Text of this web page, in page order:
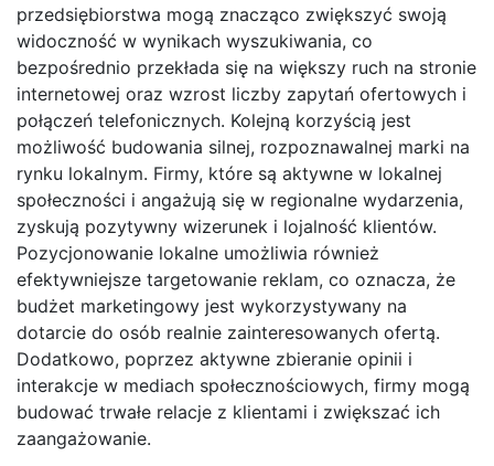
przedsiębiorstwa mogą znacząco zwiększyć swoją
widoczność w wynikach wyszukiwania, co
bezpośrednio przekłada się na większy ruch na stronie
internetowej oraz wzrost liczby zapytań ofertowych i
połączeń telefonicznych. Kolejną korzyścią jest
możliwość budowania silnej, rozpoznawalnej marki na
rynku lokalnym. Firmy, które są aktywne w lokalnej
społeczności i angażują się w regionalne wydarzenia,
zyskują pozytywny wizerunek i lojalność klientów.
Pozycjonowanie lokalne umożliwia również
efektywniejsze targetowanie reklam, co oznacza, że
budżet marketingowy jest wykorzystywany na
dotarcie do osób realnie zainteresowanych ofertą.
Dodatkowo, poprzez aktywne zbieranie opinii i
interakcje w mediach społecznościowych, firmy mogą
budować trwałe relacje z klientami i zwiększać ich
zaangażowanie.